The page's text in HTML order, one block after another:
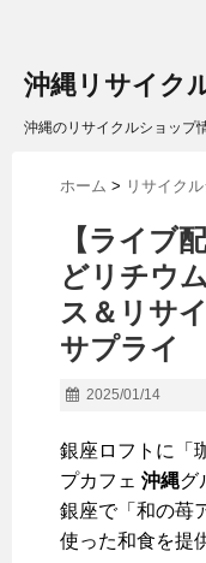
沖縄リサイク
沖縄のリサイクルショップ
ホーム > リサイク
【ライブ
どリチウ
ス＆ リサ
サプライ
2025/01/14
銀座ロフトに「
プカフェ 沖縄グ
銀座で「和の苺
使った和食を提